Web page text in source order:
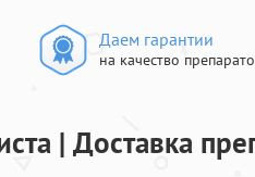
Даем гарантии
на качество
| Доставка